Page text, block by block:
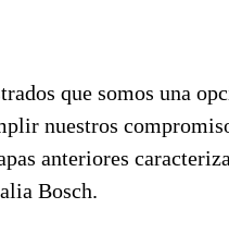
que somos una
nuestros
anteriores
Bosch.